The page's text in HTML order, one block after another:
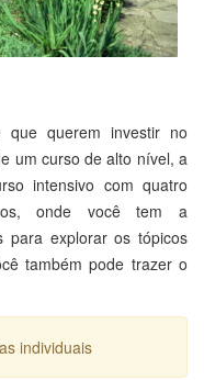
que querem investir no
um curso de alto nível, a
intensivo com quatro
onde você tem a
para explorar os tópicos
também pode trazer o
individuais